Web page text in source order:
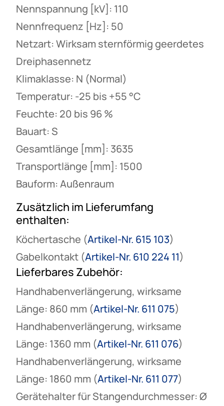
Nennspannung [kV]: 110
Nennfrequenz [Hz]: 50
Netzart: Wirksam sternförmig geerdetes
Dreiphasennetz
Klimaklasse: N (Normal)
Temperatur: -25 bis +55 °C
Feuchte: 20 bis 96 %
Bauart: S
Gesamtlänge [mm]: 3635
Transportlänge [mm]: 1500
Bauform: Außenraum
Zusätzlich im Lieferumfang
enthalten:
Köchertasche (Artikel-Nr. 615 103)
Gabelkontakt (Artikel-Nr. 610 224 11)
Lieferbares Zubehör:
Handhabenverlängerung, wirksame
Länge: 860 mm (Artikel-Nr. 611 075)
Handhabenverlängerung, wirksame
Länge: 1360 mm (Artikel-Nr. 611 076)
Handhabenverlängerung, wirksame
Länge: 1860 mm (Artikel-Nr. 611 077)
Gerätehalter für Stangendurchmesser: Ø